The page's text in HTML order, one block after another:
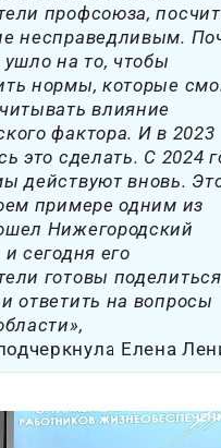
профсоюза,
несправедливым.
ушло на то, чтобы
нормы, которые
влияние
фактора. И в 2023
это сделать. С 2024
действуют вновь.
примере одним из
Нижегородский
сегодня его
готовы поделиться
ответить на вопросы
Елена